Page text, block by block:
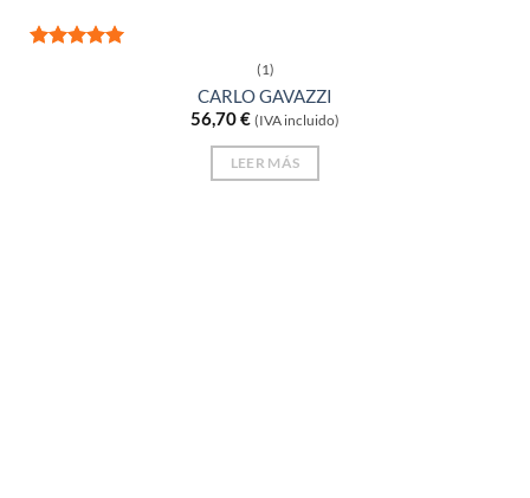
(1)
CARLO GAVAZZI
56,70€ (IVA incluido)
LEER MÁS